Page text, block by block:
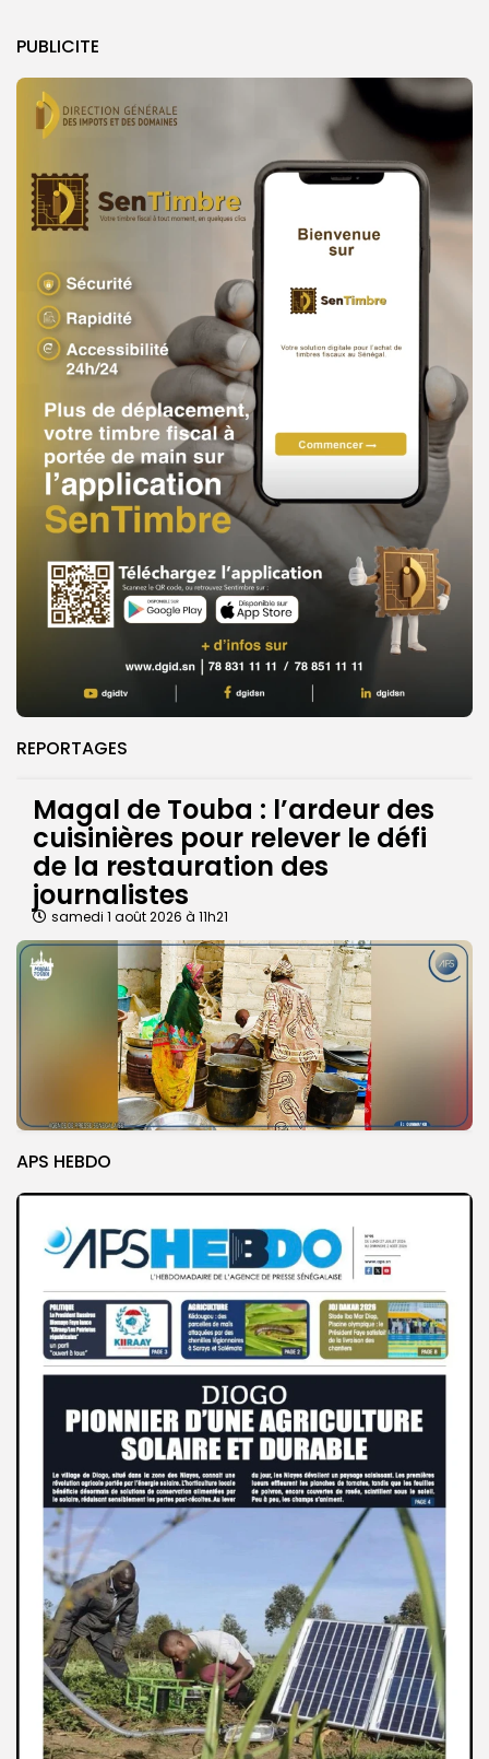
PUBLICITE
REPORTAGES
Magal de Touba : l’ardeur des
cuisinières pour relever le défi
de la restauration des
journalistes
samedi 1 août 2026 à 11h21
APS HEBDO